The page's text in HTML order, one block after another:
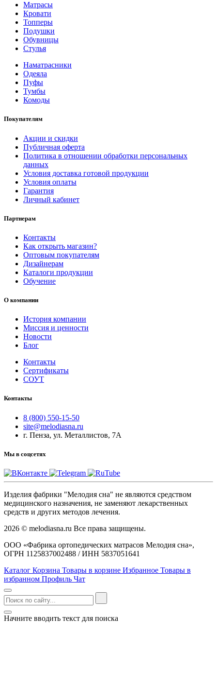
Матрасы
Кровати
Топперы
Подушки
Обувницы
Стулья
Наматрасники
Одеяла
Пуфы
Тумбы
Комоды
Покупателям
Акции и скидки
Публичная оферта
Политика в отношении обработки персональных
данных
Условия доставка готовой продукции
Условия оплаты
Гарантия
Личный кабинет
Партнерам
Контакты
Как открыть магазин?
Оптовым покупателям
Дизайнерам
Каталоги продукции
Обучение
О компании
История компании
Миссия и ценности
Новости
Блог
Контакты
Сертификаты
СОУТ
Контакты
8 (800) 550-15-50
site@melodiasna.ru
г. Пенза, ул. Металлистов, 7А
Мы в соцсетях
Изделия фабрики "Мелодия сна" не являются средством
медицинского назначения, не заменяют лекарственных
средств и других методов лечения.
2026 © melodiasna.ru Все права защищены.
ООО «Фабрика ортопедических матрасов Мелодия сна»,
ОГРН 1125837002488 / ИНН 5837051641
Каталог Корзина Товары в корзине Избранное Товары в
избранном Профиль Чат
Начните вводить текст для поиска